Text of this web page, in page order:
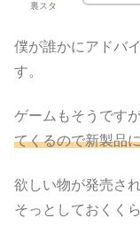
裏スタ
僕が誰かにアドバ
す。
ゲームもそうですが
てくるので新製品
欲しい物が発売さ
そっとしておくく